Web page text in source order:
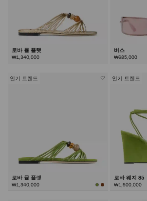
로바 뮬 플랫
₩1,340,000
버스
₩685,000
인기 트렌드
로바 뮬 플랫
₩1,340,000
인기 트렌드
로바 웨지 85
₩1,500,000